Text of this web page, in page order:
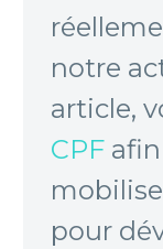
notre
article,
CPF
pour